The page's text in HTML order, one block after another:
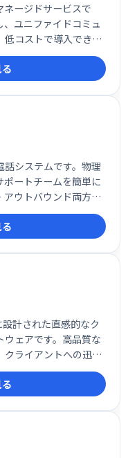
ネージドサービスで
ユニファイドコミュ
低コストで導入でき、
を実現し、お客様のワ
。
システムです。物理
ートチームを簡単に
ウトバウンド両方の
で管理し、顧客との
設定は不要で、すぐ
計された直感的なク
ェアです。高品質な
クライアントへの迅速
。柔軟なプラットフォ
せてカスタマイズで
。明確で応答性の高い
満足度向上に貢献し